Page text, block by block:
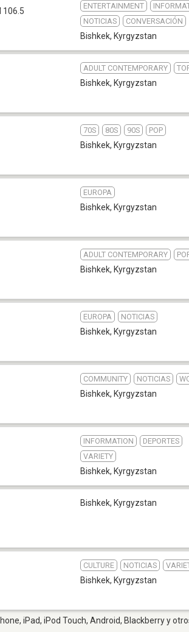
106.5
ENTERTAINMENT
NOTICIAS
CONVERSACIÓN
Bishkek, Kyrgyzstan
ADULT CONTEMPORARY
Bishkek, Kyrgyzstan
70S 80S 90S POP
Bishkek, Kyrgyzstan
EUROPA
Bishkek, Kyrgyzstan
ADULT CONTEMPORARY
Bishkek, Kyrgyzstan
EUROPA NOTICIAS
Bishkek, Kyrgyzstan
COMMUNITY NOTICIAS
Bishkek, Kyrgyzstan
INFORMATION
DEPORTES
VARIETY
Bishkek, Kyrgyzstan
Bishkek, Kyrgyzstan
CULTURE NOTICIAS
Bishkek, Kyrgyzstan
iPad, iPod Touch, Android, Blackberry y